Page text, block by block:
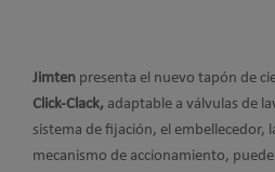
Jimten presenta el nuevo tapón de
Click-Clack, adaptable a válvulas de
sistema de fijación, el embellecedor,
mecanismo de accionamiento,